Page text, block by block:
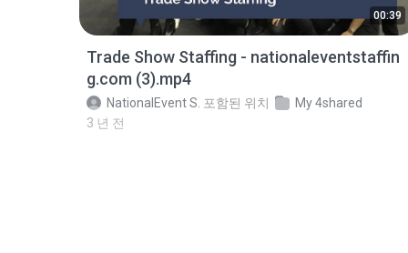
00:39
Trade Show Staffing - nationaleventstaffin
g.com (3).mp4
NationalEvent S. 포함된 위치
My 4shared
3 년 전